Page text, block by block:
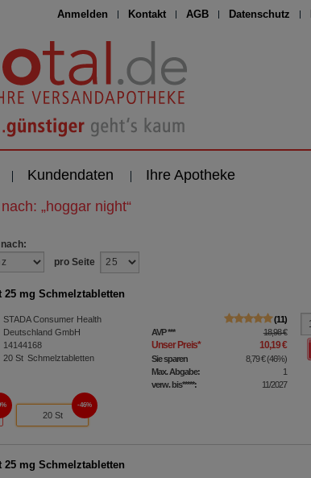
Anmelden Kontakt AGB Datenschutz
Kundendaten Ihre Apotheke
„hoggar night“
pro Seite
25 mg Schmelztabletten
STADA Consumer Health
Deutschland GmbH
14144168
20St Schmelztabletten
11
AVP*** 18,98 €
Unser Preis* 10,19 €
Sie sparen 8,79 €(46%)
Max. Abgabe:
1
verw. bis*****:
11/2027
20 St
46%
25 mg Schmelztabletten